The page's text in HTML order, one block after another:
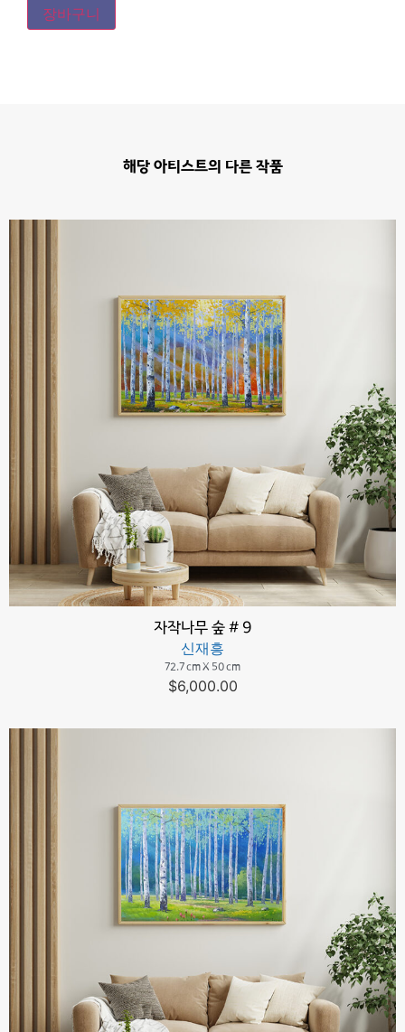
장바구니
해당 아티스트의 다른 작품
자작나무 숲 # 9
신재흥
72.7 cm X 50 cm
$6,000.00